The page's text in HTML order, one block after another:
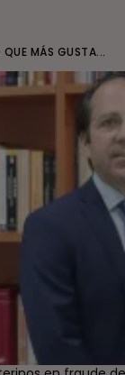
QUE MÁS GUSTA...